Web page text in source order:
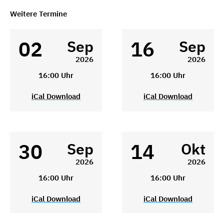
Weitere Termine
02 Sep
2026
16:00 Uhr
iCal Download
16 Sep
2026
16:00 Uhr
iCal Download
30 Sep
2026
16:00 Uhr
iCal Download
14 Okt
2026
16:00 Uhr
iCal Download